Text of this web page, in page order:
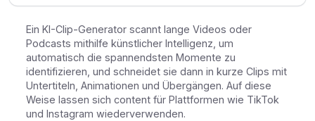
Ein KI-Clip-Generator scannt lange Videos oder
Podcasts mithilfe künstlicher Intelligenz, um
automatisch die spannendsten Momente zu
identifizieren, und schneidet sie dann in kurze Clips mit
Untertiteln, Animationen und Übergängen. Auf diese
Weise lassen sich content für Plattformen wie TikTok
und Instagram wiederverwenden.